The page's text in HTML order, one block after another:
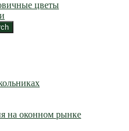
цветы
на оконном рынке